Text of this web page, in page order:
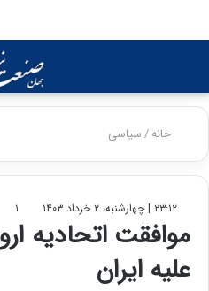
برای
خانه/سیاسی
۲۳:۱۲ | چهارشنبه، ۲ خرداد ۱۴۰۳ ۱
موافقت اتحادیه
علیه ایران